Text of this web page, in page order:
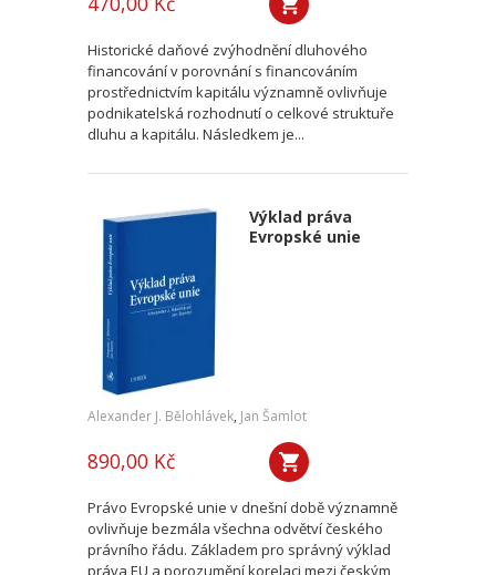
Historické daňové zvýhodnění dluhového
financování v porovnání s financováním
prostřednictvím kapitálu významně ovlivňuje
podnikatelská rozhodnutí o celkové struktuře
dluhu a kapitálu. Následkem je...
Výklad práva
Evropské unie
Alexander J. Bělohlávek, Jan Šamlot
890,00 Kč
Právo Evropské unie v dnešní době významně
ovlivňuje bezmála všechna odvětví českého
právního řádu. Základem pro správný výklad
práva EU a porozumění korelaci mezi českým